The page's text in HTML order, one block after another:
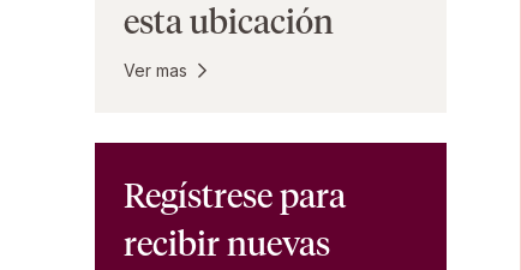
esta ubicación
Ver mas
Regístrese para
recibir nuevas